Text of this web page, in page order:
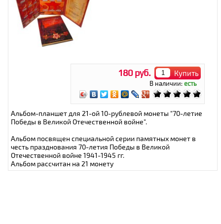
180 руб. Купить
В наличии:есть
Альбом-планшет для 21-ой 10-рублевой монеты "70-летие
Победы в Великой Отечественной войне".
Альбом посвящен специальной серии памятных монет в
честь празднования 70-летия Победы в Великой
Отечественной войне 1941-1945 гг.
Альбом рассчитан на 21 монету